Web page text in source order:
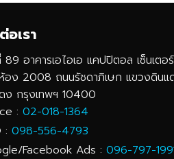
อเรา
89 อาคารเอไอเอ แคปปิตอล เซ็นเตอ
อง 2008 ถนนรัชดาภิเษก แขวงดินแ
ง กรุงเทพฯ 10400
: 02-018-1364
: 098-556-4793
Facebook Ads : 096-797-